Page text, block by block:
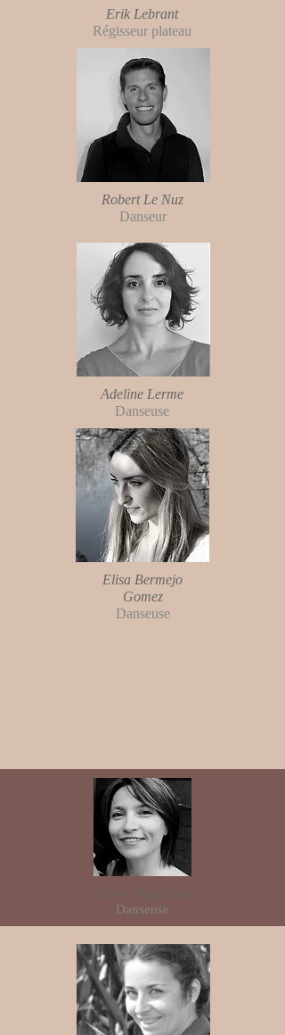
Erik Lebrant
Régisseur plateau
Robert Le Nuz
Danseur
Adeline Lerme
Danseuse
Elisa Bermejo
Gomez
Danseuse
Danseuse